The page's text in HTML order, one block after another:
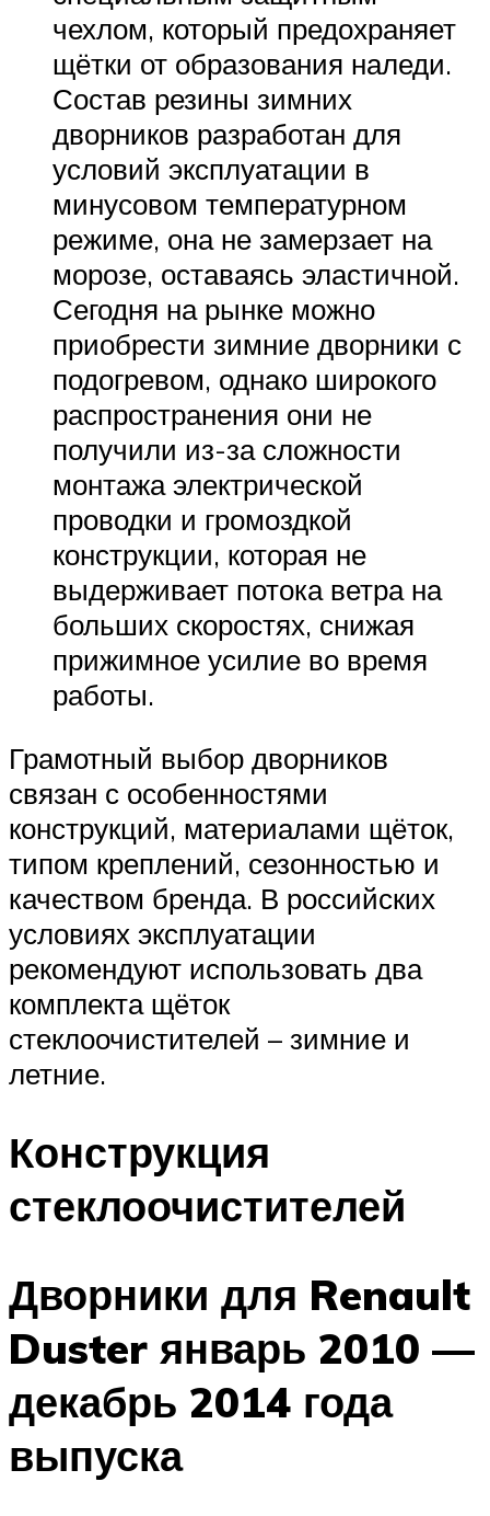
чехлом, который предохраняет
щётки от образования наледи.
Состав резины зимних
дворников разработан для
условий эксплуатации в
минусовом температурном
режиме, она не замерзает на
морозе, оставаясь эластичной.
Сегодня на рынке можно
приобрести зимние дворники с
подогревом, однако широкого
распространения они не
получили из-за сложности
монтажа электрической
проводки и громоздкой
конструкции, которая не
выдерживает потока ветра на
больших скоростях, снижая
прижимное усилие во время
работы.
Грамотный выбор дворников
связан с особенностями
конструкций, материалами щёток,
типом креплений, сезонностью и
качеством бренда. В российских
условиях эксплуатации
рекомендуют использовать два
комплекта щёток
стеклоочистителей – зимние и
летние.
Конструкция
стеклоочистителей
Дворники для Renault
Duster январь 2010 —
декабрь 2014 года
выпуска